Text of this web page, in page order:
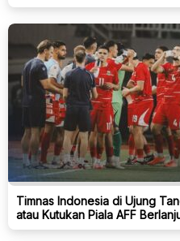
Timnas Indonesia di Ujung
atau Kutukan Piala AFF